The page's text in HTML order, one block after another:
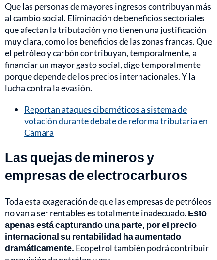
Que las personas de mayores ingresos contribuyan más
al cambio social. Eliminación de beneficios sectoriales
que afectan la tributación y no tienen una justificación
muy clara, como los beneficios de las zonas francas. Que
el petróleo y carbón contribuyan, temporalmente, a
financiar un mayor gasto social, digo temporalmente
porque depende de los precios internacionales. Y la
lucha contra la evasión.
Reportan ataques cibernéticos a sistema de
votación durante debate de reforma tributaria en
Cámara
Las quejas de mineros y
empresas de electrocarburos
Toda esta exageración de que las empresas de petróleos
no van a ser rentables es totalmente inadecuado. Esto
apenas está capturando una parte, por el precio
internacional su rentabilidad ha aumentado
dramáticamente. Ecopetrol también podrá contribuir